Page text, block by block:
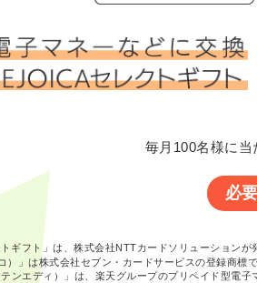
毎月100名様に
必
ギフト」は、株式会社NTTカードソリューションが
）」は株式会社セブン・カードサービスの登録商標
ンエディ）」は、楽天グループのプリペイド型電子